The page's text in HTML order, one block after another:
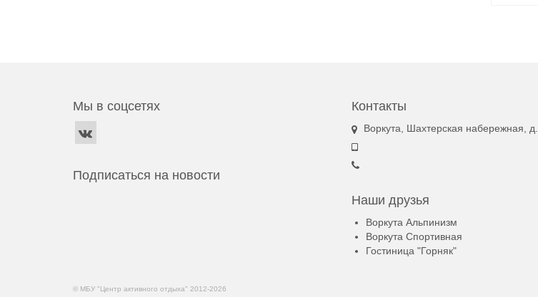
Мы в соцсетях
Подписаться на новости
Контакты
Воркута, Шахтерская набережная, д.
Наши друзья
Воркута Альпинизм
Воркута Спортивная
Гостиница "Горняк"
© МБУ "Центр активного отдыха" 2012-2026